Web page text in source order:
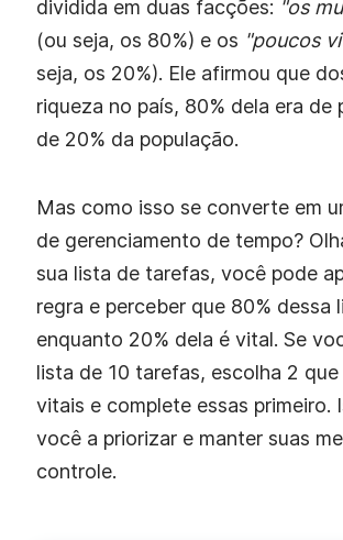
dividida em duas facções: "os
(ou seja, os 80%) e os "poucos
seja, os 20%). Ele afirmou que
riqueza no país, 80% dela era de
de 20% da população.
Mas como isso se converte em
de gerenciamento de tempo?
sua lista de tarefas, você pode
regra e perceber que 80% dessa
enquanto 20% dela é vital. Se
lista de 10 tarefas, escolha 2 que
vitais e complete essas primeiro.
você a priorizar e manter suas
controle.